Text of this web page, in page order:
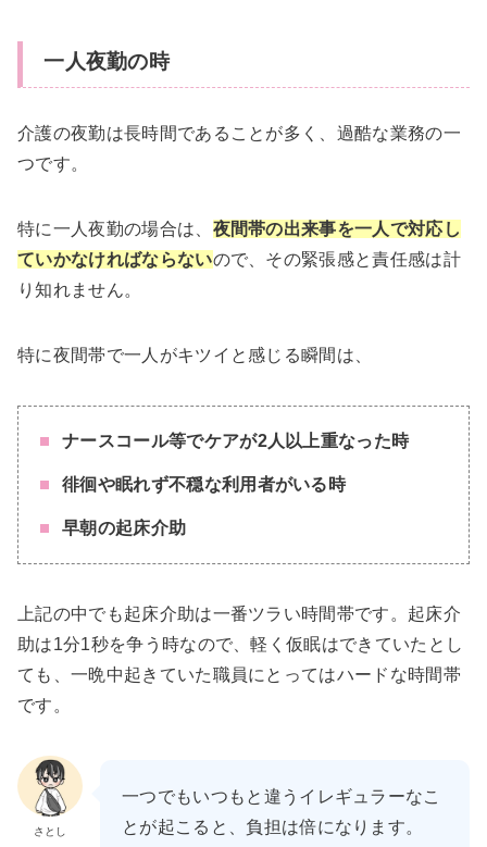
一人夜勤の時
介護の夜勤は長時間であることが多く、過酷な業務の一
つです。
特に一人夜勤の場合は、 夜間帯の出来事を一人で対応し
ていかなければならないので、その緊張感と責任感は計
り知れません。
特に夜間帯で一人がキツイと感じる瞬間は、
ナースコール等でケアが2人以上重なった時
徘徊や眠れず不穏な利用者がいる時
早朝の起床介助
上記の中でも起床介助は一番ツラい時間帯です。起床介
助は1分1秒を争う時なので、軽く仮眠はできていたとし
ても、一晩中起きていた職員にとってはハードな時間帯
です。
さとし
一つでもいつもと違うイレギュラーなこ
とが起こると、負担は倍になります。